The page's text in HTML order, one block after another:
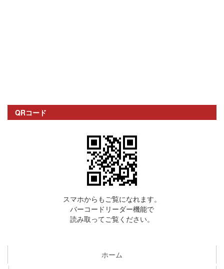
QRコード
スマホからもご覧になれます。
バーコードリーダー機能で
読み取ってご覧ください。
ホーム